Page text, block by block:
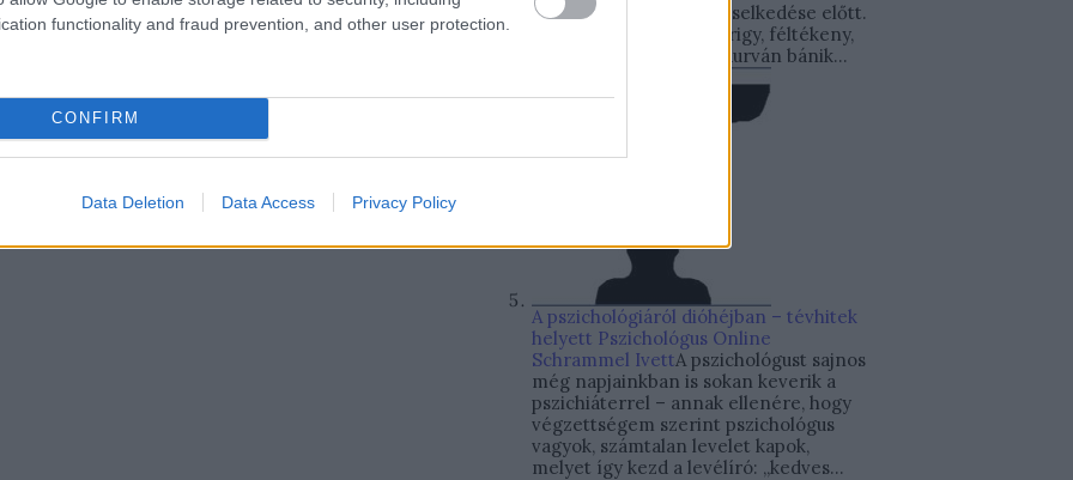
functionality and fraud prevention, and other user protection.
CONFIRM
Data Deletion Data Access Privacy Policy
gyerekeik problémás viselkedése előtt.
A gyerek ingerlékeny, irigy, féltékeny,
elveszi mások játékát, durván bánik...
A pszichológiáról dióhéjban – tévhitek
helyett Pszichológus Online
Schrammel IvettA pszichológust sajnos
még napjainkban is sokan keverik a
pszichiáterrel – annak ellenére, hogy
végzettségem szerint pszichológus
vagyok, számtalan levelet kapok,
melyet így kezd a levélíró: „kedves...